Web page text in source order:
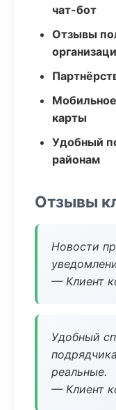
чат-бот
Отзывы
карты
Удобный
районам
Отзывы
Новости
— Клиент
Удобный
реальные.
— Клиент